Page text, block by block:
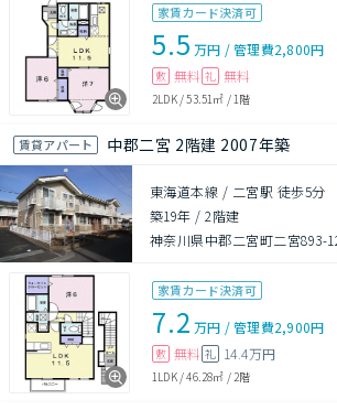
家賃カード決済可
5.5 万円 /管理費2,800円
敷 無料 礼 無料
2LDK/53.51㎡ /1階
賃貸アパート 中郡二宮 2階建 2007年築
東海道本線 / 二宮駅 徒歩5分
築19年 /2階建
神奈川県中郡二宮町二宮893-
家賃カード決済可
7.2 万円 /管理費2,900円
敷 無料 礼 14.4万円
1LDK/46.28㎡ /2階